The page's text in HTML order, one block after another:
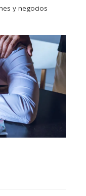
y negocios